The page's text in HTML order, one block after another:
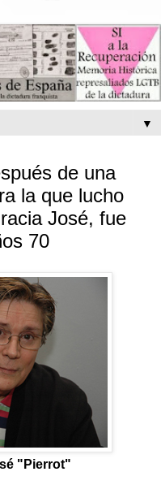
▼
de una
la que lucho
José, fue
70
"Pierrot"